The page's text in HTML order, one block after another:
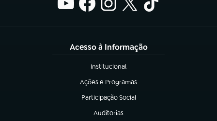
Acesso à Informação
Institucional
(abre em nova aba)
Ações e Programas
(abre em nova aba)
Participação Social
(abre em nova aba)
Auditorias
(abre em nova aba)